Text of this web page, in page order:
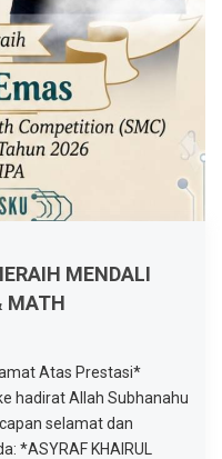
MENDALI
MATH
Atas Prestasi*
hadirat Allah Subhanahu
selamat dan
*ASYRAF KHAIRUL